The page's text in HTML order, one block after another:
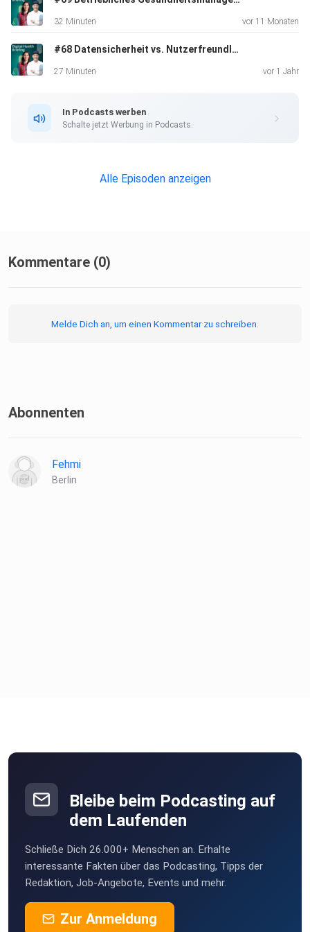
(DIPA)
32 Minuten vor 11 Monaten
#68 Datensicherheit vs. Nutzerfreundlichkeit?
27 Minuten vor 1 Jahr
In Podcasts werben
Schalte jetzt Werbung in Podcasts.
Alle Episoden anzeigen
Kommentare (0)
Melde Dich an, um einen Kommentar zu schreiben.
Abonnenten
Fehmi
Berlin
Bleibe beim Podcasting auf
dem Laufenden
Schließe Dich 26.000+ Menschen an. Erhalte
interessante Fakten über das Podcasting, Tipps der
Redaktion, Job-Angebote, Events und mehr.
Zur Anmeldung